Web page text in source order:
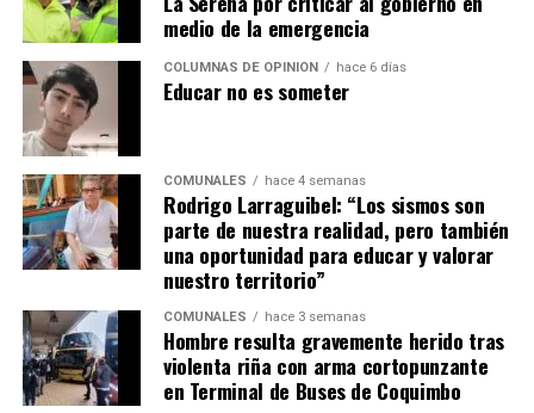
medio de la emergencia
COLUMNAS DE OPINIÓN hace 6 días
Educar no es someter
COMUNALES hace 4 semanas
Rodrigo Larraguibel: “Los sismos son
parte de nuestra realidad, pero también
una oportunidad para educar y valorar
nuestro territorio”
COMUNALES hace 3 semanas
Hombre resulta gravemente herido tras
violenta riña con arma cortopunzante
en Terminal de Buses de Coquimbo